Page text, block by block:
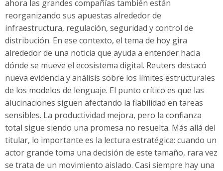
ahora las grandes compañías también están
reorganizando sus apuestas alrededor de
infraestructura, regulación, seguridad y control de
distribución. En ese contexto, el tema de hoy gira
alrededor de una noticia que ayuda a entender hacia
dónde se mueve el ecosistema digital. Reuters destacó
nueva evidencia y análisis sobre los límites estructurales
de los modelos de lenguaje. El punto crítico es que las
alucinaciones siguen afectando la fiabilidad en tareas
sensibles. La productividad mejora, pero la confianza
total sigue siendo una promesa no resuelta. Más allá del
titular, lo importante es la lectura estratégica: cuando un
actor grande toma una decisión de este tamaño, rara vez
se trata de un movimiento aislado. Casi siempre hay una